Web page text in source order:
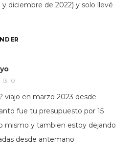
diciembre de 2022) y solo llevé
viajo en marzo 2023 desde
fue tu presupuesto por 15
mismo y tambien estoy dejando
desde antemano